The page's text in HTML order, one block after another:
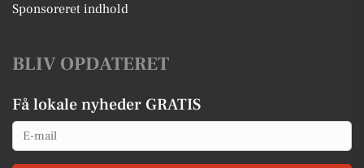
Sponsoreret indhold
BLIV OPDATERET
Få lokale nyheder GRATIS
Email